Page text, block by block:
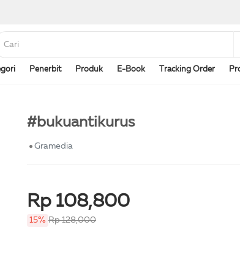
Penerbit Produk E-Book Tracking Order
#bukuantikurus
Gramedia
Rp 108,800
15% Rp 128,000